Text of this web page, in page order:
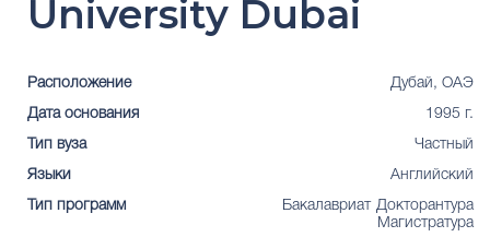
University Dubai
Расположение Дубай, ОАЭ
Дата основания 1995 г.
Тип вуза Частный
Языки Английский
Тип программ Бакалавриат Докторантура
Магистратура